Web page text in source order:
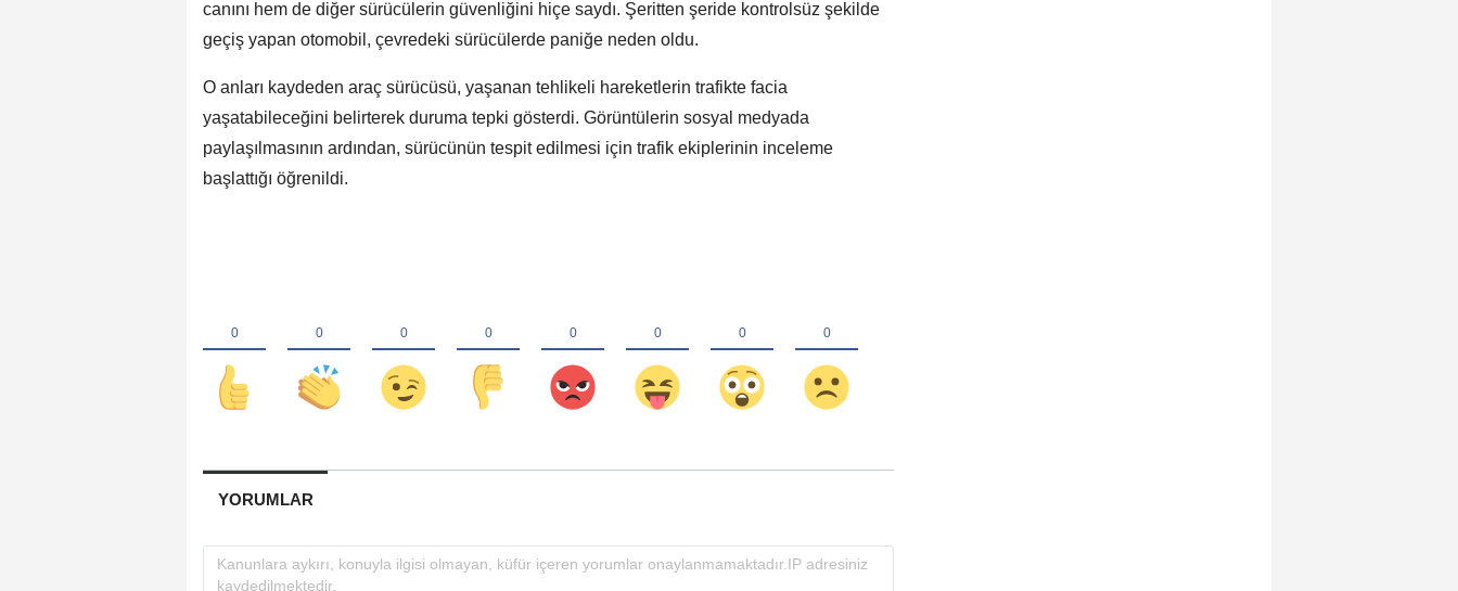
canını hem de diğer sürücülerin güvenliğini hiçe saydı. Şeritten şeride kontrolsüz şekilde
geçiş yapan otomobil, çevredeki sürücülerde paniğe neden oldu.
O anları kaydeden araç sürücüsü, yaşanan tehlikeli hareketlerin trafikte facia
yaşatabileceğini belirterek duruma tepki gösterdi. Görüntülerin sosyal medyada
paylaşılmasının ardından, sürücünün tespit edilmesi için trafik ekiplerinin inceleme
başlattığı öğrenildi.
YORUMLAR